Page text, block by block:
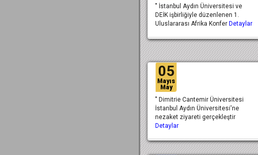
" İstanbul Aydın Üniversitesi ve
DEİK işbirliğiyle düzenlenen 1.
Uluslararası Afrika Konfer Detaylar
05
Mayıs
May
" Dimitrie Cantemir Üniversitesi
İstanbul Aydın Üniversitesi'ne
nezaket ziyareti gerçekleştir
Detaylar